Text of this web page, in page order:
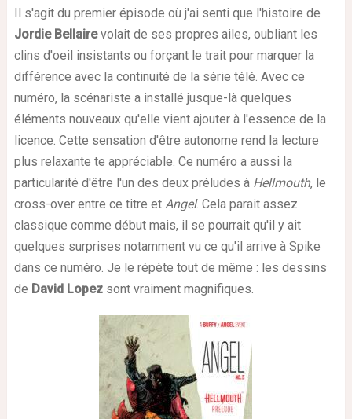
Il s'agit du premier épisode où j'ai senti que l'histoire de
Jordie Bellairevolait de ses propres ailes, oubliant les
clins d'oeil insistants ou forçant le trait pour marquer la
différence avec la continuité de la série télé. Avec ce
numéro, la scénariste a installé jusque-là quelques
éléments nouveaux qu'elle vient ajouter à l'essence de la
licence. Cette sensation d'être autonome rend la lecture
plus relaxante te appréciable. Ce numéro a aussi la
particularité d'être l'un des deux préludes à Hellmouth, le
cross-over entre ce titre et Angel. Cela parait assez
classique comme début mais, il se pourrait qu'il y ait
quelques surprises notamment vu ce qu'il arrive à Spike
dans ce numéro. Je le répète tout de même : les dessins
de David Lopezsont vraiment magnifiques.